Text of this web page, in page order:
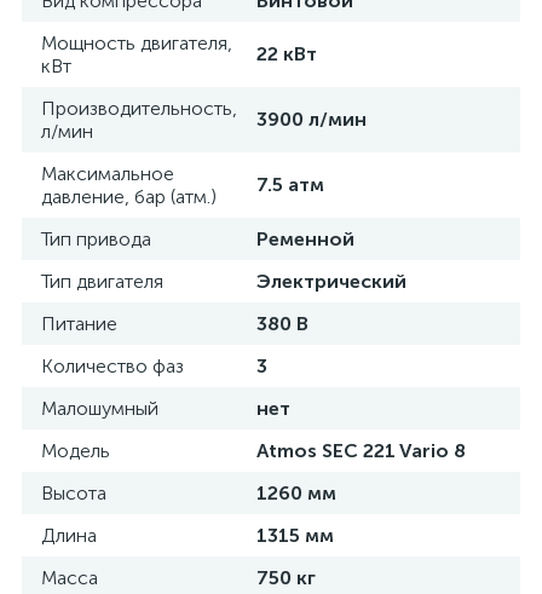
Мощность двигателя,
кВт
22 кВт
Производительность,
л/мин
3900 л/мин
Максимальное
давление, бар (атм.)
7.5 атм
Тип привода
Ременной
Тип двигателя
Электрический
Питание
380 В
Количество фаз
3
Малошумный
нет
Модель
Atmos SEC 221 Vario 8
Высота
1260 мм
Длина
1315 мм
Масса
750 кг